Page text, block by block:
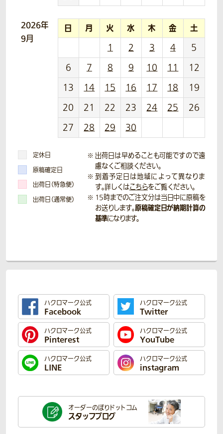
2026年
9月
日 月 火 水 木 金 土
1 2 3 4
5
6
7 8 9 10 11
12
13
14 15 16 17 18
19
20
21 22 23 24 25
26
27
28 29 30
定休日
原稿確定日
出荷日（特急便）
出荷日（通常便）
出荷日は早めることも可能ですので遠
慮なくご相談ください。
到着予定日は地域によって異なりま
す。詳しくはこちらをご覧ください。
15時までのご注文分は当日中に原稿を
お送りします。原稿確定日が納期計算の
基準になります。
ハクロマーク公式
Facebook
ハクロマーク公式
Twitter
ハクロマーク公式
Pinterest
ハクロマーク公式
YouTube
ハクロマーク公式
LINE
ハクロマーク公式
instagram
オーダーのぼりドットコム
スタッフブログ